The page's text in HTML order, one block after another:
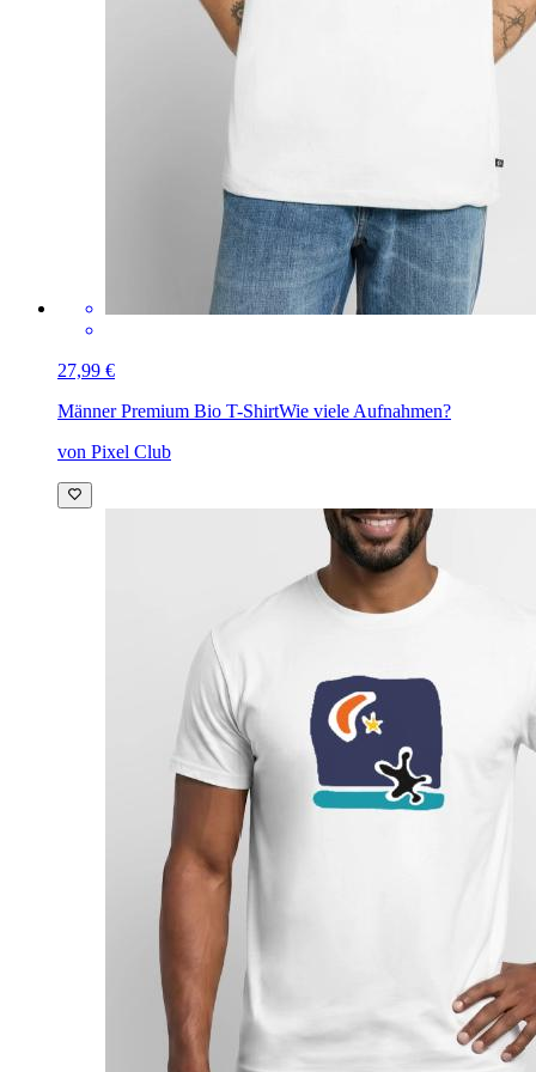
27,99 €
Männer Premium Bio T-ShirtWie viele Aufnahmen?
von Pixel Club